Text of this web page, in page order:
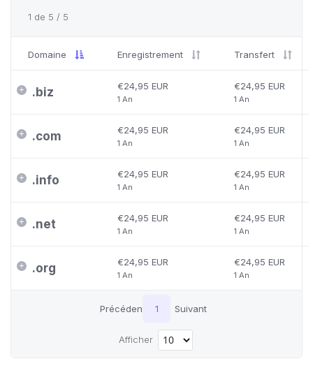
1 de 5 / 5
Domaine Enregistrement Transfert
. biz €24,95 EUR
1 An
€24,95 EUR
1 An
.com €24,95 EUR
1 An
€24,95 EUR
1 An
.info €24,95 EUR
1 An
€24,95 EUR
1 An
.net €24,95 EUR
1 An
€24,95 EUR
1 An
.org €24,95 EUR
1 An
€24,95 EUR
1 An
Précédent 1 Suivant
Afficher